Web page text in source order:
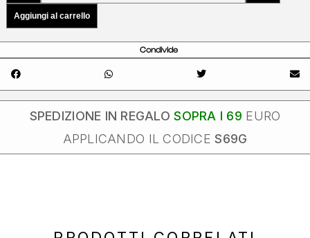
Aggiungi al carrello
Condivide
SPEDIZIONE IN REGALOSOPRA I 69 EURO
APPLICANDO IL CODICES69G